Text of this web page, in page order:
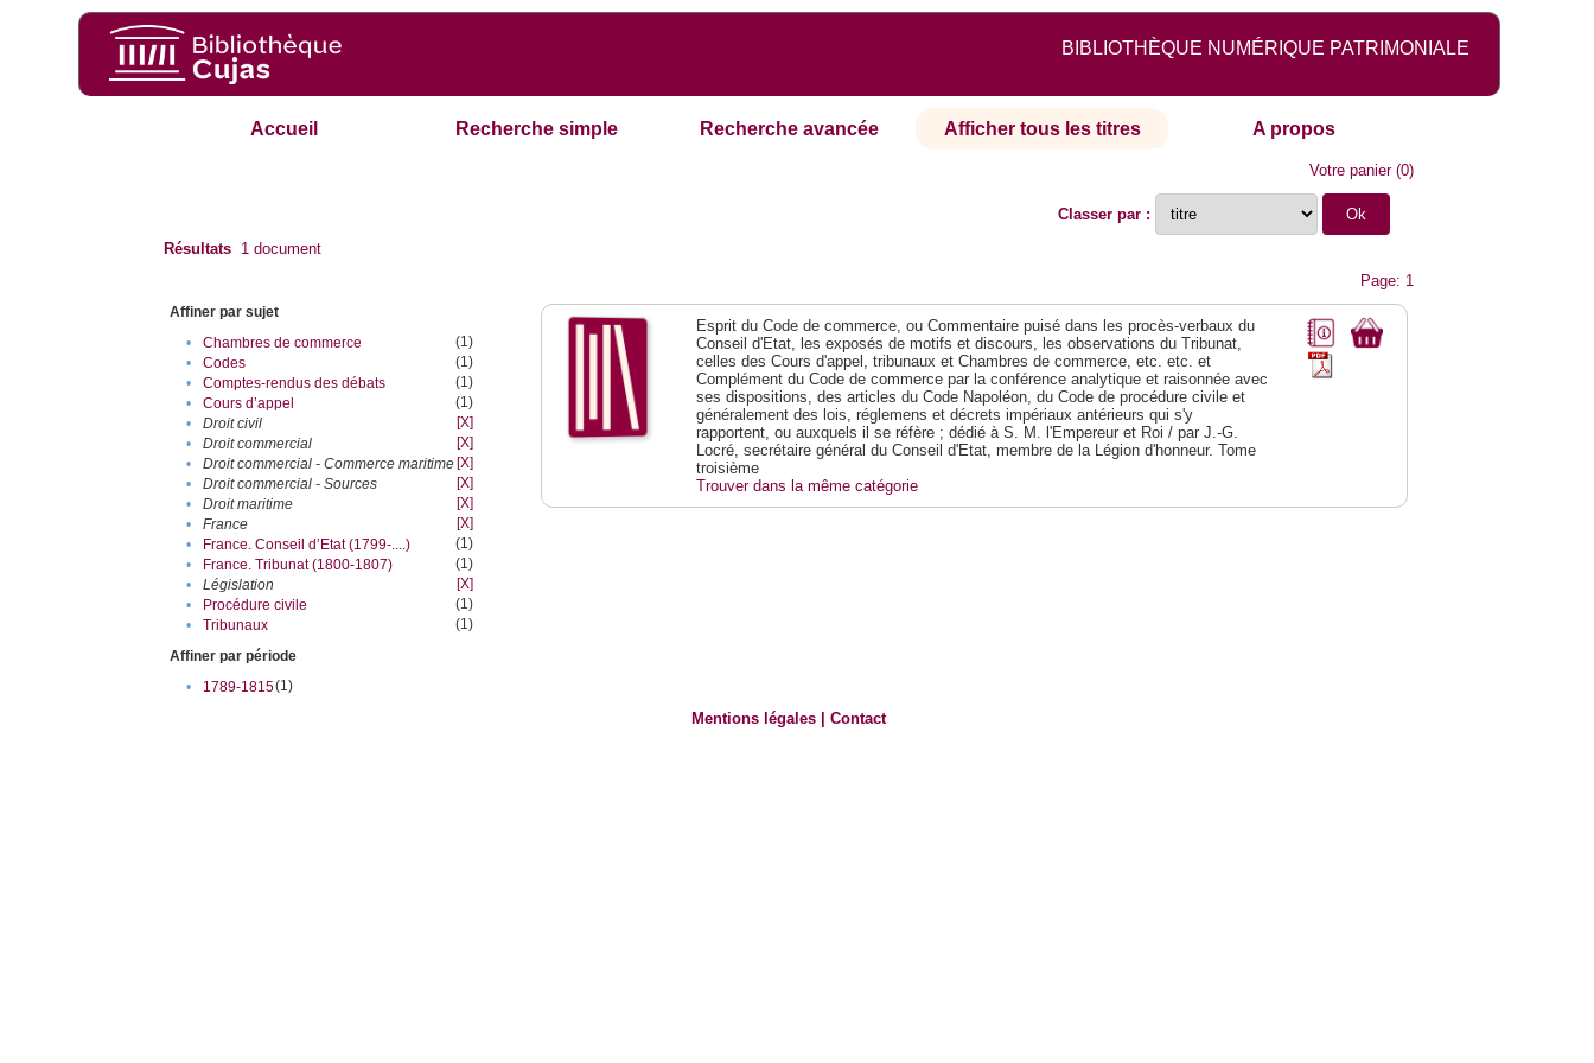
BIBLIOTHÈQUE NUMÉRIQUE PATRIMONIALE
Accueil Recherche simple Recherche avancée Afficher tous les titres A propos
Votre panier(0)
Classer par :
Résultats 1 document
Page: 1
Affiner par sujet
•
Chambres de commerce
(1)
•
Codes
(1)
•
Comptes-rendus des débats
(1)
•
Cours d’appel
(1)
•
Droit civil
[X]
•
Droit commercial
[X]
•
Droit commercial - Commerce maritime [X]
•
Droit commercial - Sources
[X]
•
Droit maritime
[X]
•
France
[X]
•
France. Conseil d’Etat (1799-....)
(1)
•
France. Tribunat (1800-1807)
(1)
•
Législation
[X]
•
Procédure civile
(1)
•
Tribunaux
(1)
Affiner par période
•
1789-1815(1)
Esprit du Code de commerce, ou Commentaire puisé dans les procès-verbaux du
Conseil d'Etat, les exposés de motifs et discours, les observations du Tribunat,
celles des Cours d'appel, tribunaux et Chambres de commerce, etc. etc. et
Complément du Code de commerce par la conférence analytique et raisonnée avec
ses dispositions, des articles du Code Napoléon, du Code de procédure civile et
généralement des lois, réglemens et décrets impériaux antérieurs qui s'y
rapportent, ou auxquels il se réfère ; dédié à S. M. l'Empereur et Roi / par J.-G.
Locré, secrétaire général du Conseil d'Etat, membre de la Légion d'honneur. Tome
troisième
Trouver dans la même catégorie
Mentions légales |Contact